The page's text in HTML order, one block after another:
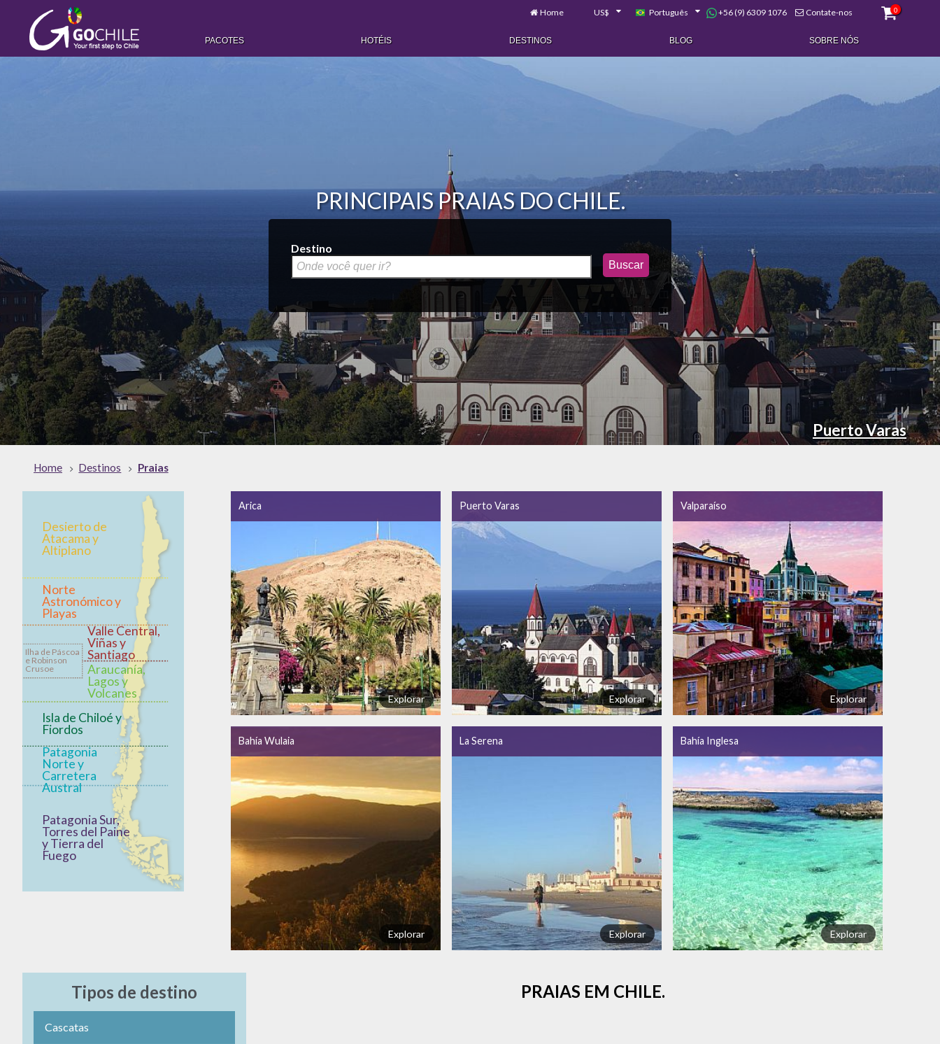
Home US$ Português +56 (9) 6309 1076 Contate-nos 0
PACOTES HOTÉIS DESTINOS BLOG SOBRE NÓS
Puerto Varas
PRINCIPAIS PRAIAS DO CHILE.
Destino
Home Destinos Praias
Desierto de
Atacama y
Altiplano
Norte
Astronómico y
Playas
Valle Central,
Viñas y
Santiago
Araucanía,
Lagos y
Volcanes
Isla de Chiloé y
Fiordos
Patagonia
Norte y
Carretera
Austral
Patagonia Sur,
Torres del Paine
y Tierra del
Fuego
Ilha de Páscoa
e Robinson
Crusoe
Arica
Explorar
Puerto Varas
Explorar
Valparaíso
Explorar
Bahía Wulaia
Explorar
La Serena
Explorar
Bahía Inglesa
Explorar
Tipos de destino
Cascatas
PRAIAS EM CHILE.